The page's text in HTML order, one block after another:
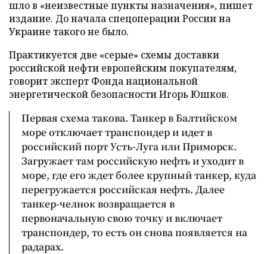
шло в «неизвестные пункты назначения», пишет
издание. До начала спецоперации России на
Украине такого не было.
Практикуется две «серые» схемы доставки
российской нефти европейским покупателям,
говорит эксперт Фонда национальной
энергетической безопасности Игорь Юшков.
Первая схема такова. Танкер в Балтийском
море отключает транспондер и идет в
российский порт Усть-Луга или Приморск.
Загружает там российскую нефть и уходит в
море, где его ждет более крупный танкер, куда
перегружается российская нефть. Далее
танкер-челнок возвращается в
первоначальную свою точку и включает
транспондер, то есть он снова появляется на
радарах.